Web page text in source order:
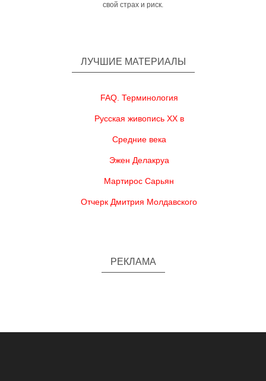
свой страх и риск.
ЛУЧШИЕ МАТЕРИАЛЫ
FAQ. Терминология
Русская живопись XX в
Средние века
Эжен Делакруа
Мартирос Сарьян
Отчерк Дмитрия Молдавского
РЕКЛАМА